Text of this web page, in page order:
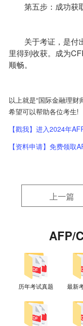
第五步：成功获取
关于考证，是付
里得到收获。成为
顺畅。
以上就是“国际金融理财
希望可以帮助各位考生!
【戳我】进入2024年
【资料申请】免费领取
上一篇
AFP/
历年考试真题 最新